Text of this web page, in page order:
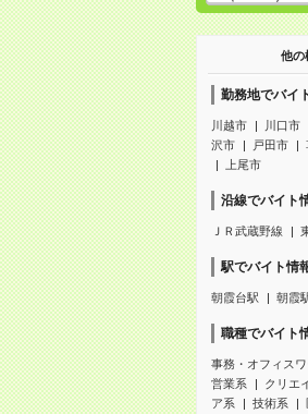
他の
勤務地でバイ
川越市 川口市
沢市
戸田市
上尾市
沿線でバイト
ＪＲ武蔵野線
駅でバイト情
朝霞台駅 朝霞
職種でバイト
事務・オフィス
営業系
クリエ
ア系
技術系